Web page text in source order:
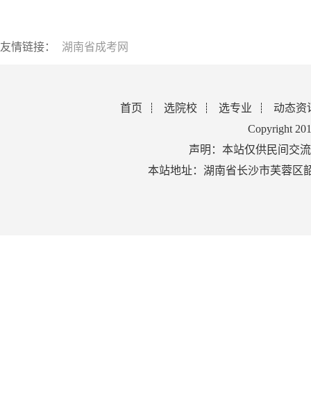
友情链接： 湖南省成考网
首页 选院校 选专业
动态资
Copyright
声明：本站仅供民间交
本站地址：湖南省长沙市芙蓉区